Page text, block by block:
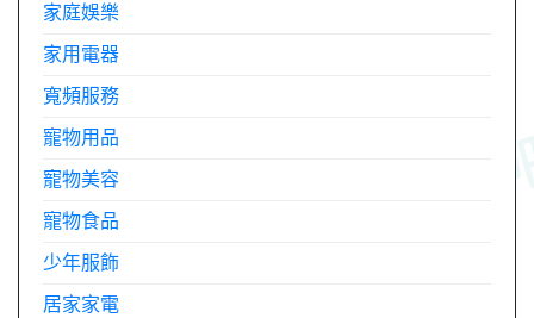
家庭娛樂
家用電器
寬頻服務
寵物用品
寵物美容
寵物食品
少年服飾
居家家電